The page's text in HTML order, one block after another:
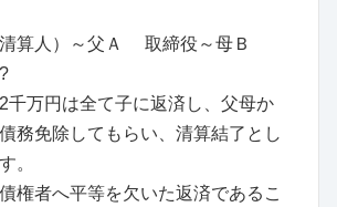
清算人）～父Ａ 取締役～母Ｂ
万円は全て子に返済し、父母か
務免除してもらい、清算結了とし
。
権者へ平等を欠いた返済であるこ